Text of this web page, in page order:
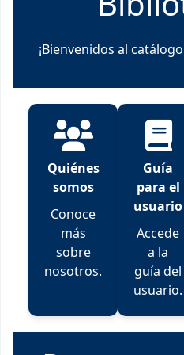
¡Bienvenidos al
Quiénes
somos
Conoce
más
sobre
nosotros.
Guía
para el
usuario
Accede
a la
guía del
usuario.